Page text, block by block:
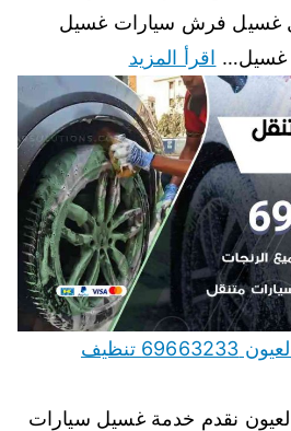
غسيل فرش سيارات غسيل
غسيل… اقرأ المزيد
غسيل سيارات متنقل العيون 69663233 تنظيف
نقدم خدمة غسيل سيارات